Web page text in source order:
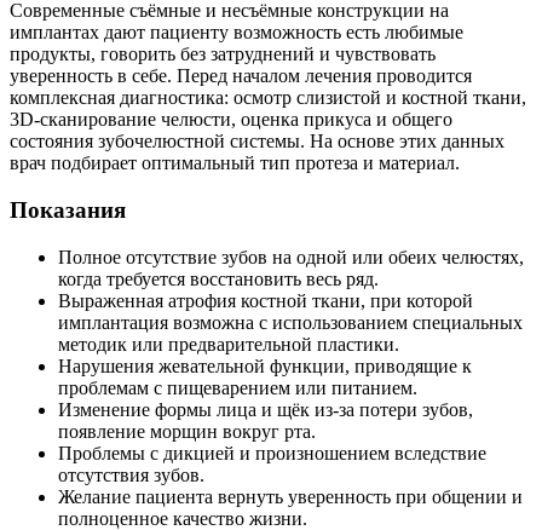
Современные съёмные и несъёмные конструкции на
имплантах дают пациенту возможность есть любимые
продукты, говорить без затруднений и чувствовать
уверенность в себе. Перед началом лечения проводится
комплексная диагностика: осмотр слизистой и костной ткани,
3D-сканирование челюсти, оценка прикуса и общего
состояния зубочелюстной системы. На основе этих данных
врач подбирает оптимальный тип протеза и материал.
Показания
Полное отсутствие зубов на одной или обеих челюстях,
когда требуется восстановить весь ряд.
Выраженная атрофия костной ткани, при которой
имплантация возможна с использованием специальных
методик или предварительной пластики.
Нарушения жевательной функции, приводящие к
проблемам с пищеварением или питанием.
Изменение формы лица и щёк из-за потери зубов,
появление морщин вокруг рта.
Проблемы с дикцией и произношением вследствие
отсутствия зубов.
Желание пациента вернуть уверенность при общении и
полноценное качество жизни.